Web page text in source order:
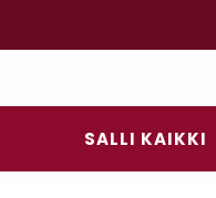
SALLI KAIKKI